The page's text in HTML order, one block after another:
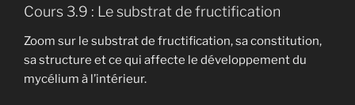
Cours 3.9 : Le substrat de fructification
Zoom sur le substrat de fructification, sa constitution,
sa structure et ce qui affecte le développement du
mycélium à l’intérieur.